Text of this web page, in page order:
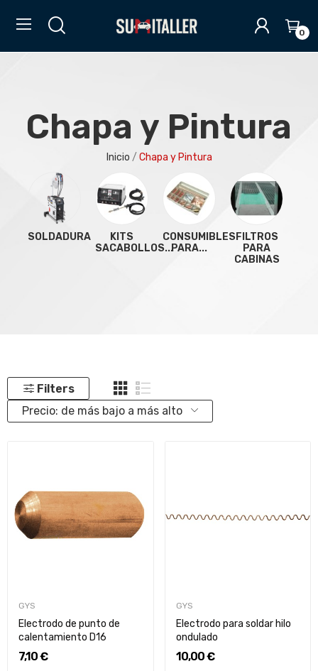
0
Chapa y Pintura
Inicio Chapa y Pintura
SOLDADURA
KITS
SACABOLLOS...
CONSUMIBLES
PARA...
FILTROS
PARA
CABINAS
Filters
Precio: de más bajo a más alto
GYS
Electrodo de punto de
calentamiento D16
7,10 €
GYS
Electrodo para soldar hilo
ondulado
10,00 €